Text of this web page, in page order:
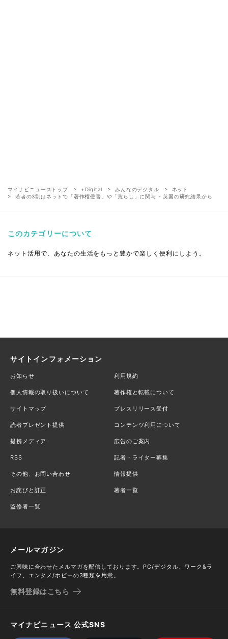
マイナビニューストップ +Digital みんなのデジタル
ネット
若者の3割はネットで「著作権侵害」や「荒らし」に関与 - 英国の研究結果から
このカテゴリーについて
ネット活用で、あなたの生活をもっと豊かで楽しく便利にしよう。
サイトインフォメーション
お知らせ 利用規約
個人情報の取り扱いについて 著作権と転載について
サイトマップ プレスリリース受付
読者プレゼント提供 コンテンツ利用について
提携メディア 広告のご案内
RSS 記者・ライター募集
その他、お問い合わせ 情報提供
お詫びと訂正 著者一覧
監修者一覧
メールマガジン
ご興味に合わせたメルマガを配信しております。PC/デジタル、ワーク&ラ
イフ、エンタメ/ホビーの3種類を用意。
無料登録はこちら
マイナビニュース 公式SNS